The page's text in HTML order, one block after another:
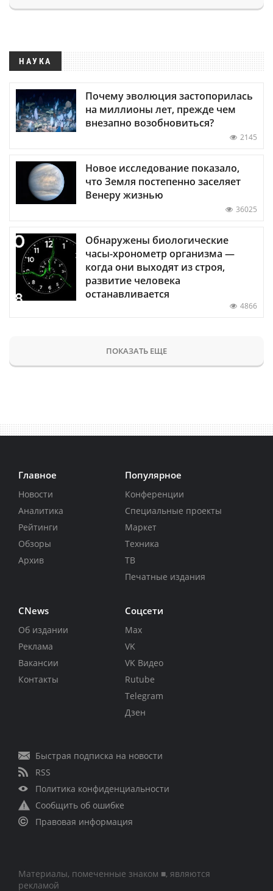
НАУКА
Почему эволюция застопорилась
на миллионы лет, прежде чем
внезапно возобновиться?
2145
Новое исследование показало,
что Земля постепенно заселяет
Венеру жизнью
36025
Обнаружены биологические
часы-хронометр организма —
когда они выходят из строя,
развитие человека
останавливается
4866
ПОКАЗАТЬ ЕЩЕ
Главное
Новости
Аналитика
Рейтинги
Обзоры
Архив
Популярное
Конференции
Специальные проекты
Маркет
Техника
ТВ
Печатные издания
CNews
Об издании
Реклама
Вакансии
Контакты
Соцсети
Max
VK
VK Видео
Rutube
Telegram
Дзен
Быстрая подписка на новости
RSS
Политика конфиденциальности
Сообщить об ошибке
Правовая информация
Материалы, помеченные знаком ■, являются
рекламой